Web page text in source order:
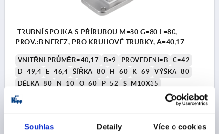
Souhlas Detaily Více o cookies
TRUBNÍ SPOJKA S PŘÍRUBOU M=80 G=80 L=80,
PROV.:B NEREZ, PRO KRUHOVÉ TRUBKY, A=40,17
VNITŘNÍ PRŮMĚR=40,17 B=9 PROVEDENÍ=B
C=42
D=49,4
E=46,4 ŠÍŘKA=80 H=60 K=69
VÝŠKA=80
DÉLKA=80
N=10 O=60 P=52 S=M10X35
Objednací číslo:
CZK2,697.55
bez DPH
DETAILY